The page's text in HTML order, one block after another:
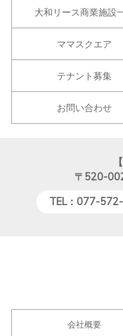
大和リース商業施設
ママスクエア
テナント募集
お問い合わせ
〒520-
TEL：077-572-
会社概要